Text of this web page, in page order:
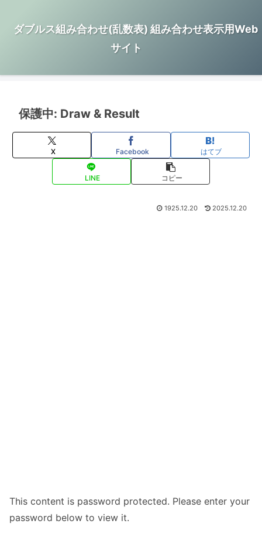
ダブルス組み合わせ(乱数表) 組み合わせ表示用Web
サイト
保護中: Draw & Result
X Facebook はてブ
LINE コピー
1925.12.20 2025.12.20
This content is password protected. Please enter your
password below to view it.